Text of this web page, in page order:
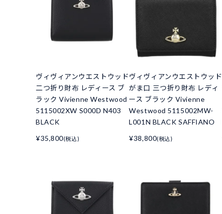
ヴィヴィアンウエストウッド
二つ折り財布 レディース ブ
ラック Vivienne Westwood
5115002XW S000D N403
BLACK
¥35,800(税込)
ヴィヴィアンウエストウッド
がま口 三つ折り財布 レディ
ース ブラック Vivienne
Westwood 5115002MW-
L001N BLACK SAFFIANO
¥38,800(税込)